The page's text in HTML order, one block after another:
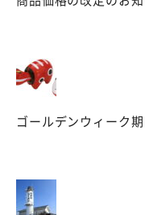
ゴールデンウィーク